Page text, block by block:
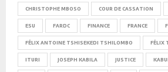
CHRISTOPHE MBOSO COUR DE CASSATION
ESU FARDC FINANCE FRANCE
FÉLIX ANTOINE TSHISEKEDI TSHILOMBO FÉLIX
ITURI JOSEPH KABILA JUSTICE